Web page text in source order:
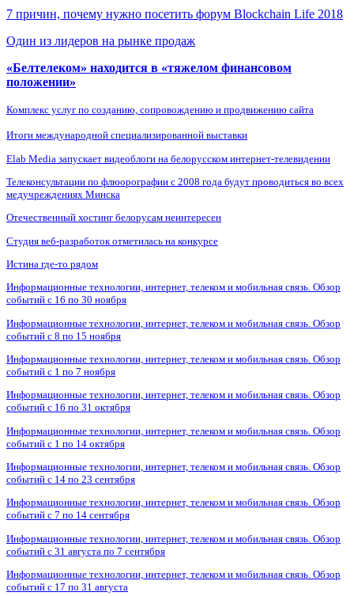
7 причин, почему нужно посетить форум Blockchain Life 2018
Один из лидеров на рынке продаж
«Белтелеком» находится в «тяжелом финансовом
положении»
Комплекс услуг по созданию, сопровождению и продвижению сайта
Итоги международной специализированной выставки
Elab Media запускает видеоблоги на белорусском интернет-телевидении
Телеконсультации по флюорографии с 2008 года будут проводиться во всех
медучреждениях Минска
Отечественный хостинг белорусам неинтересен
Студия веб-разработок отметилась на конкурсе
Истина где-то рядом
Информационные технологии, интернет, телеком и мобильная связь. Обзор
событий с 16 по 30 ноября
Информационные технологии, интернет, телеком и мобильная связь. Обзор
событий с 8 по 15 ноября
Информационные технологии, интернет, телеком и мобильная связь. Обзор
событий с 1 по 7 ноября
Информационные технологии, интернет, телеком и мобильная связь. Обзор
событий с 16 по 31 октября
Информационные технологии, интернет, телеком и мобильная связь. Обзор
событий с 1 по 14 октября
Информационные технологии, интернет, телеком и мобильная связь. Обзор
событий с 14 по 23 сентября
Информационные технологии, интернет, телеком и мобильная связь. Обзор
событий с 7 по 14 сентября
Информационные технологии, интернет, телеком и мобильная связь. Обзор
событий с 31 августа по 7 сентября
Информационные технологии, интернет, телеком и мобильная связь. Обзор
событий с 17 по 31 августа